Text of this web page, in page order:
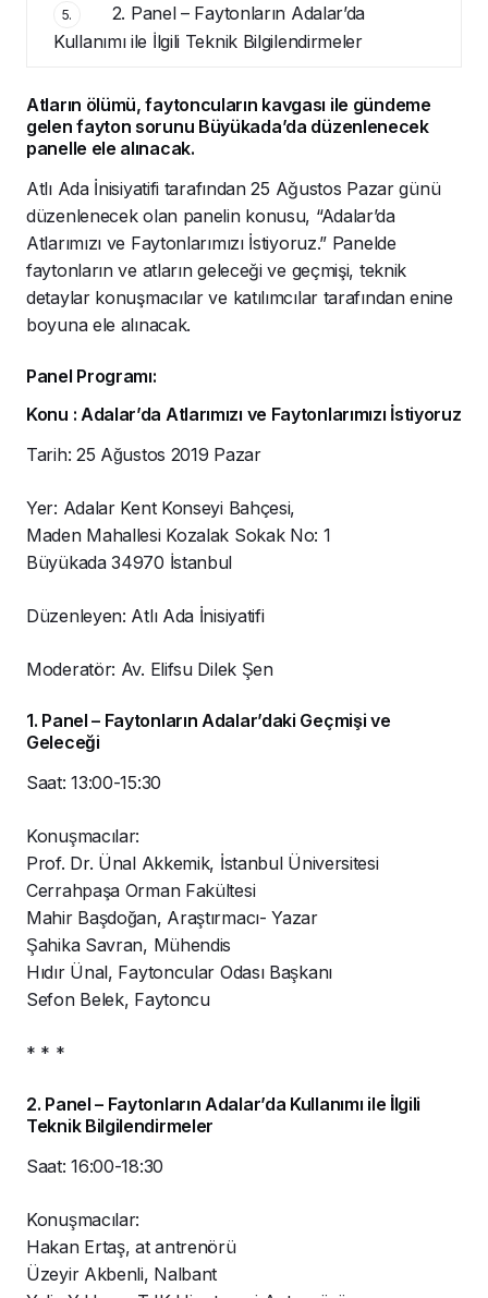
5.
2. Panel – Faytonların Adalar’da
Kullanımı ile İlgili Teknik Bilgilendirmeler
Atların ölümü, faytoncuların kavgası ile gündeme
gelen fayton sorunu Büyükada’da düzenlenecek
panelle ele alınacak.
Atlı Ada İnisiyatifi tarafından 25 Ağustos Pazar günü
düzenlenecek olan panelin konusu, “Adalar’da
Atlarımızı ve Faytonlarımızı İstiyoruz.” Panelde
faytonların ve atların geleceği ve geçmişi, teknik
detaylar konuşmacılar ve katılımcılar tarafından enine
boyuna ele alınacak.
Panel Programı:
Konu : Adalar’da Atlarımızı ve Faytonlarımızı İstiyoruz
Tarih: 25 Ağustos 2019 Pazar
Yer: Adalar Kent Konseyi Bahçesi,
Maden Mahallesi Kozalak Sokak No: 1
Büyükada 34970 İstanbul
Düzenleyen: Atlı Ada İnisiyatifi
Moderatör: Av. Elifsu Dilek Şen
1. Panel – Faytonların Adalar’daki Geçmişi ve
Geleceği
Saat: 13:00-15:30
Konuşmacılar:
Prof. Dr. Ünal Akkemik, İstanbul Üniversitesi
Cerrahpaşa Orman Fakültesi
Mahir Başdoğan, Araştırmacı- Yazar
Şahika Savran, Mühendis
Hıdır Ünal, Faytoncular Odası Başkanı
Sefon Belek, Faytoncu
* * *
2. Panel – Faytonların Adalar’da Kullanımı ile İlgili
Teknik Bilgilendirmeler
Saat: 16:00-18:30
Konuşmacılar:
Hakan Ertaş, at antrenörü
Üzeyir Akbenli, Nalbant